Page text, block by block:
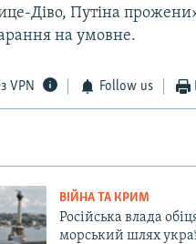
Діво, Путіна
на умовне.
VPN Follow us
ВІЙНА ТА КРИМ
Російська влада
морський шлях